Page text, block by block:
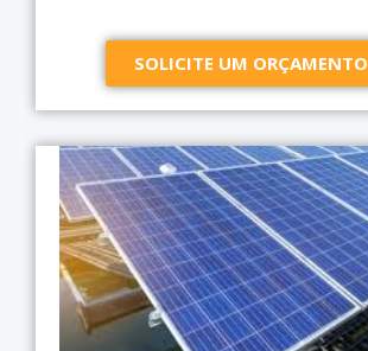
SOLICITE UM ORÇAMENTO